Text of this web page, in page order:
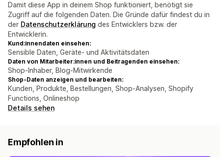
Damit diese App in deinem Shop funktioniert, benötigt sie
Zugriff auf die folgenden Daten. Die Gründe dafür findest du in
der Datenschutzerklärung des Entwicklers bzw. der
Entwicklerin.
Kund:innendaten einsehen:
Sensible Daten, Geräte- und Aktivitätsdaten
Daten von Mitarbeiter:innen und Beitragenden einsehen:
Shop-Inhaber, Blog-Mitwirkende
Shop-Daten anzeigen und bearbeiten:
Kunden, Produkte, Bestellungen, Shop-Analysen, Shopify
Functions, Onlineshop
Details sehen
Empfohlen in